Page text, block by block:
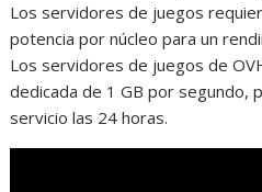
Los servidores de juegos
potencia por núcleo para un
Los servidores de juegos de
dedicada de 1 GB por segundo,
servicio las 24 horas.